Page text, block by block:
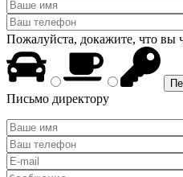
Пожалуйста, докажите, что вы
Письмо директору